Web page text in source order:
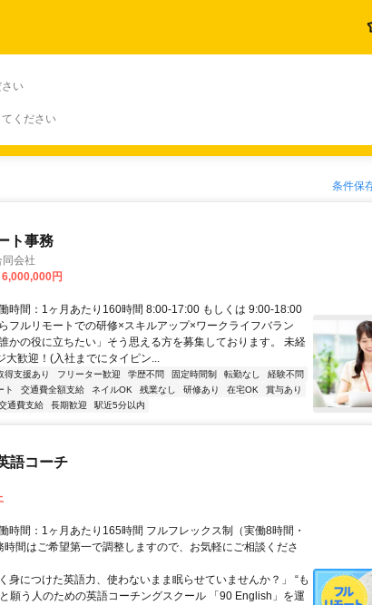
い
ください
条件保
ト事務
会社
円
時間：1ヶ月あたり160時間 8:00-17:00 もしくは 9:00-18:00
フルリモートでの研修×スキルアップ×ワークライフバラン
かの役に立ちたい」そう思える方を募集しております。 未経
大歓迎！(入社までにタイピン...
得支援あり フリーター歓迎 学歴不問 固定時間制 転勤なし
経験不問
ト 交通費全額支給 ネイルOK 残業なし 研修あり 在宅OK
賞与あり
通費支給 長期歓迎 駅近5分以内
語コーチ
時間：1ヶ月あたり165時間 フルフレックス制（実働8時間・
間はご希望第一で調整しますので、お気軽にご相談くださ
身につけた英語力、使わないまま眠らせていませんか？」 “も
願う人のための英語コーチングスクール 「90 English」を運